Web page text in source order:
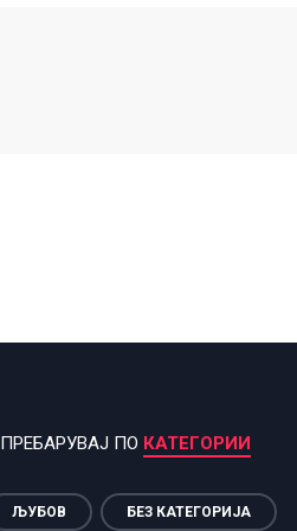
ПРЕБАРУВАЈ ПО КАТЕГОРИИ
ЉУБОВ БЕЗ КАТЕГОРИЈА